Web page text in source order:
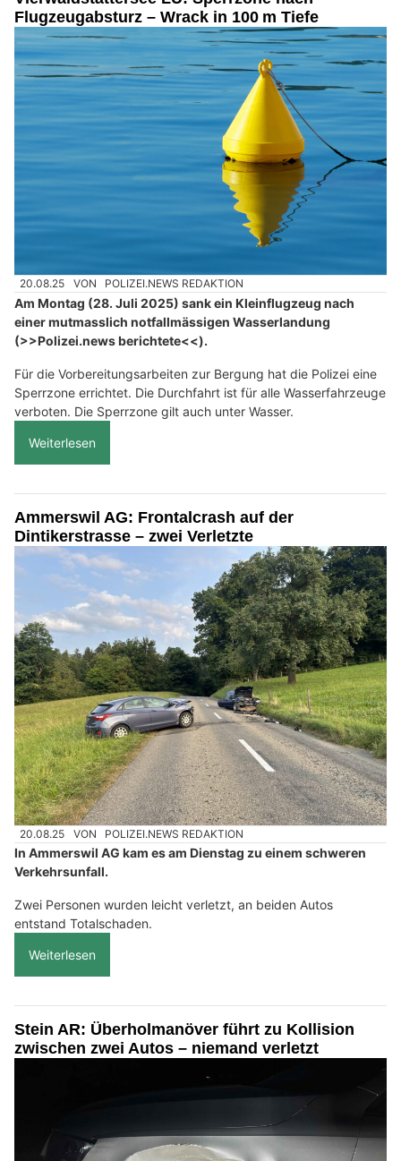
Flugzeugabsturz – Wrack in 100 m Tiefe
20.08.25 VON POLIZEI.NEWS REDAKTION
Am Montag (28. Juli 2025) sank ein Kleinflugzeug nach
einer mutmasslich notfallmässigen Wasserlandung
(>>Polizei.news berichtete<<).
Für die Vorbereitungsarbeiten zur Bergung hat die Polizei eine
Sperrzone errichtet. Die Durchfahrt ist für alle Wasserfahrzeuge
verboten. Die Sperrzone gilt auch unter Wasser.
Weiterlesen
Ammerswil AG: Frontalcrash auf der
Dintikerstrasse – zwei Verletzte
20.08.25 VON POLIZEI.NEWS REDAKTION
In Ammerswil AG kam es am Dienstag zu einem schweren
Verkehrsunfall.
Zwei Personen wurden leicht verletzt, an beiden Autos
entstand Totalschaden.
Weiterlesen
Stein AR: Überholmanöver führt zu Kollision
zwischen zwei Autos – niemand verletzt